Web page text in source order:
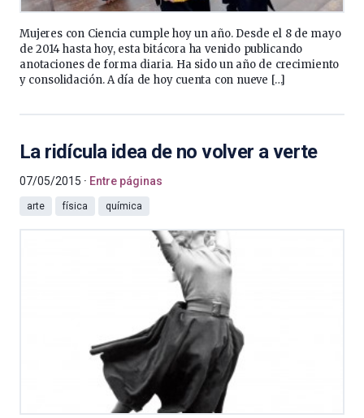
Mujeres con Ciencia cumple hoy un año. Desde el 8 de mayo
de 2014 hasta hoy, esta bitácora ha venido publicando
anotaciones de forma diaria. Ha sido un año de crecimiento
y consolidación. A día de hoy cuenta con nueve […]
La ridícula idea de no volver a verte
07/05/2015 Entre páginas
arte física química